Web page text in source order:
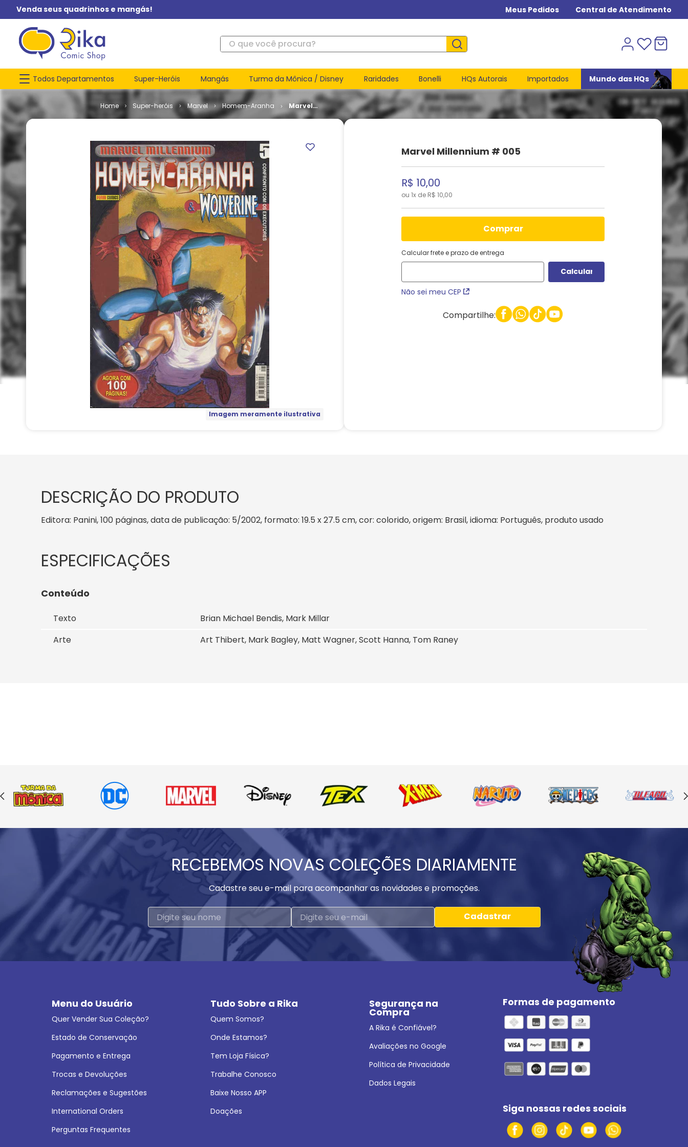
Venda seus quadrinhos e mangás! Meus Pedidos Central de Atendimento
O que você procura?
Todos Departamentos Super-Heróis Mangás Turma da Mônica / Disney Raridades Bonelli HQs Autorais Importados Mundo das HQs
Super-heróis Marvel Homem-Aranha
Marvel
Millennium
Imagem meramente ilustrativa
Marvel Millennium # 005
R$ 10,00
ou 1x de R$ 10,00
comprar
Calcular frete e prazo de entrega
Não sei meu CEP
Compartilhe:
DESCRIÇÃO DO PRODUTO
Editora: Panini, 100 páginas, data de publicação: 5/2002, formato: 19.5 x 27.5 cm, cor: colorido, origem: Brasil, idioma: Português, produto usado
Conteúdo
Texto
Brian Michael Bendis, Mark Millar
Arte
Art Thibert, Mark Bagley, Matt Wagner, Scott Hanna, Tom Raney
RECEBEMOS NOVAS COLEÇÕES DIARIAMENTE
Cadastre seu e-mail para acompanhar as novidades e promoções.
Cadastrar
Menu do Usuário
Quer Vender Sua Coleção?
Estado de Conservação
Pagamento e Entrega
Trocas e Devoluções
Reclamações e Sugestões
International Orders
Perguntas Frequentes
Tudo Sobre a Rika
Quem Somos?
Onde Estamos?
Tem Loja Física?
Trabalhe Conosco
Baixe Nosso APP
Doações
Segurança na
Compra
A Rika é Confiável?
Avaliações no Google
Política de Privacidade
Dados Legais
Formas de pagamento
Siga nossas redes sociais